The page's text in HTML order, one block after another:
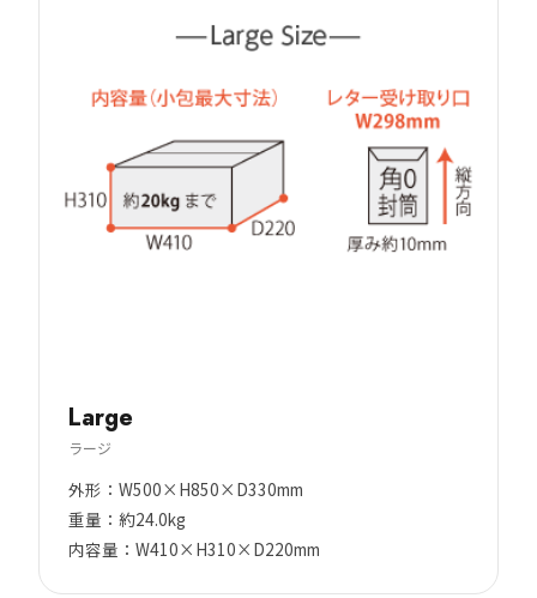
Large
ラージ
外形：W500×H850×D330mm
重量：約24.0kg
内容量：W410×H310×D220mm